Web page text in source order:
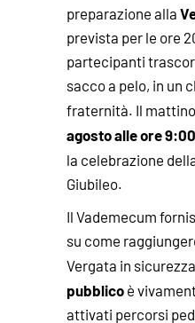
preparazione alla
prevista per le ore
partecipanti
sacco a pelo, in un
fraternità. Il
agosto alle ore 9:00
la celebrazione
Giubileo.
Il Vademecum
su come
Vergata in
pubblicoè
attivati percorsi